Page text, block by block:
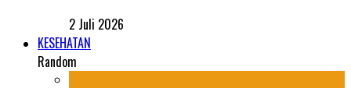
2 Juli 2026
KESEHATAN
Random